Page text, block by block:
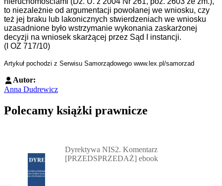
to niezależnie od argumentacji powołanej we wniosku, czy
też jej braku lub lakonicznych stwierdzeniach we wniosku
uzasadnione było wstrzymanie wykonania zaskarżonej
decyzji na wniosek skarżącej przez Sąd I instancji.
(I OZ 717/10)
Artykuł pochodzi z Serwisu Samorządowego www.lex.pl/samorzad
Autor:
Anna Dudrewicz
Polecamy książki prawnicze
Dyrektywa NIS2. Komentarz
[PRZEDSPRZEDAŻ] ebook